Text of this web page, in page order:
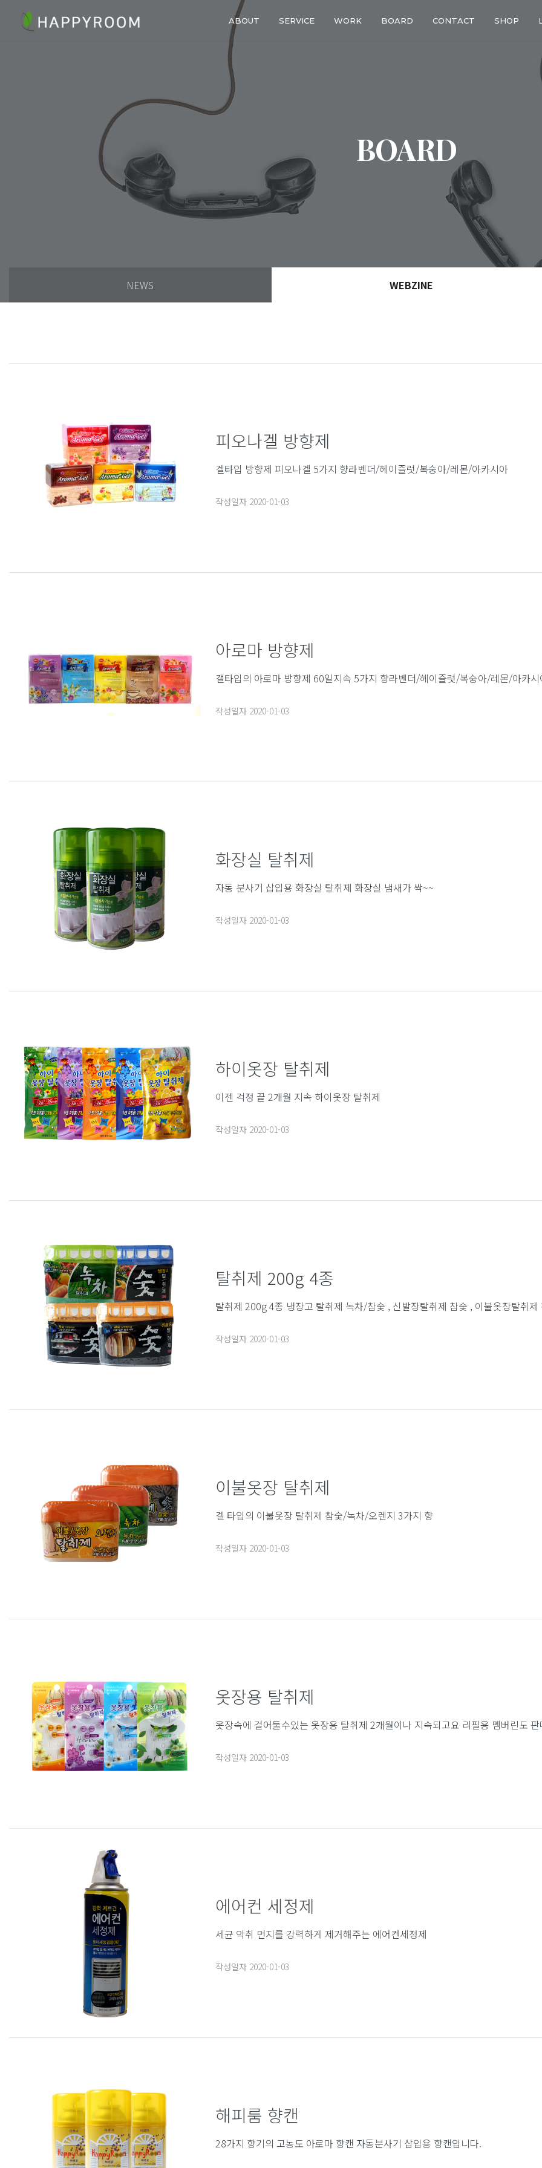
ABOUT SERVICE WORK BOARD CONTACT SHOP
BOARD
NEWS WEBZINE
피오나겔 방향제
겔타입 방향제 피오나겔 5가지 향라벤더/헤이즐럿/복숭아/레몬/아카시아
작성일자 2020-01-03
아로마 방향제
갤타입의 아로마 방향제 60일지속 5가지 향라벤더/헤이즐럿/복숭아/레몬/아카시
작성일자 2020-01-03
화장실 탈취제
자동 분사기 삽입용 화장실 탈취제 화장실 냄새가 싹~~
작성일자 2020-01-03
하이옷장 탈취제
이젠 걱정 끝 2개월 지속 하이옷장 탈취제
작성일자 2020-01-03
탈취제 200g 4종
탈취제 200g 4종 냉장고 탈취제 녹차/참숯 , 신발장탈취제 참숯 , 이불옷장탈취제
작성일자 2020-01-03
이불옷장 탈취제
겔 타입의 이불옷장 탈취제 참숯/녹차/오렌지 3가지 향
작성일자 2020-01-03
옷장용 탈취제
옷장속에 걸어둘수있는 옷장용 탈취제 2개월이나 지속되고요 리필용 멤버린도
작성일자 2020-01-03
에어컨 세정제
세균 악취 먼지를 강력하게 제거해주는 에어컨세정제
작성일자 2020-01-03
해피룸 향캔
28가지 향기의 고농도 아로마 향캔 자동분사기 삽입용 향캔입니다.